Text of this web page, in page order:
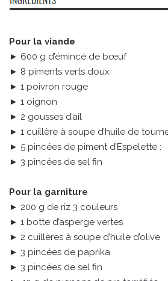
Pour la viande
► 600 g d’émincé de bœuf
► 8 piments verts doux
► 1 poivron rouge
► 1 oignon
► 2 gousses d’ail
► 1 cuillère à soupe d’huile de
► 5 pincées de piment d’Espelette :
► 3 pincées de sel fin
Pour la garniture
► 200 g de riz 3 couleurs
► 1 botte d’asperge vertes
► 2 cuillères à soupe d’huile d’olive
► 3 pincées de paprika
► 3 pincées de sel fin